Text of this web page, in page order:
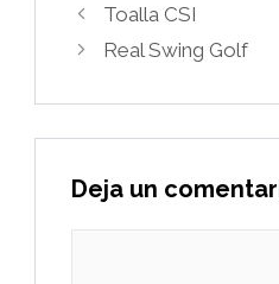
Toalla CSI
Real Swing Golf
Deja un